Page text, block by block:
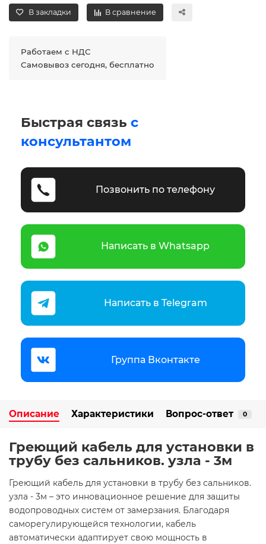
В закладки В сравнение
Работаем с НДС
Самовывоз сегодня, бесплатно
Быстрая связь с
консультантом
Позвонить по телефону
Написать в Whatsapp
Написать в Telegram
Группа Вконтакте
Описание Характеристики Вопрос-ответ 0
Греющий кабель для установки в
трубу без сальников. узла - 3м
Греющий кабель для установки в трубу без сальников.
узла - 3м – это инновационное решение для защиты
водопроводных систем от замерзания. Благодаря
саморегулирующейся технологии, кабель
автоматически адаптирует свою мощность в